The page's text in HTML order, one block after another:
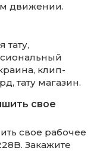
движении.
тату,
клип-
тату магазин.
свое
свое рабочее
Закажите